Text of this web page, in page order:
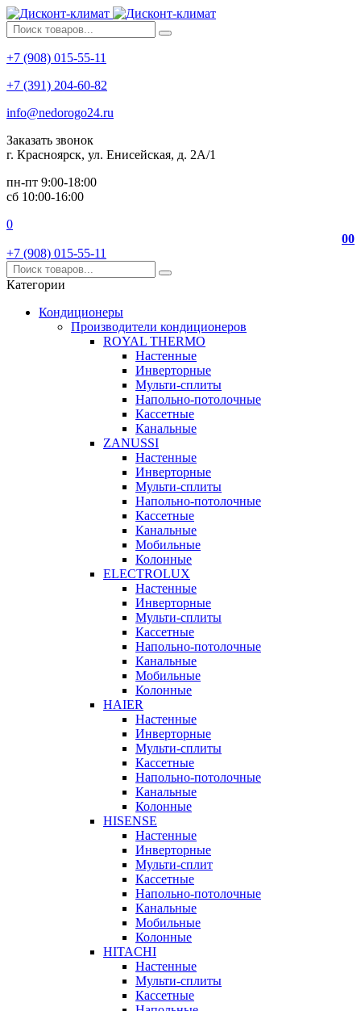
+7 (908) 015-55-11
+7 (391) 204-60-82
info@nedorogo24.ru
Заказать звонок
г. Красноярск, ул. Енисейская, д. 2А/1
пн-пт 9:00-18:00
сб 10:00-16:00
0
00
+7 (908) 015-55-11
Категории
Кондиционеры
Производители кондиционеров
ROYAL THERMO
Настенные
Инверторные
Мульти-сплиты
Напольно-потолочные
Кассетные
Канальные
ZANUSSI
Настенные
Инверторные
Мульти-сплиты
Напольно-потолочные
Кассетные
Канальные
Мобильные
Колонные
ELECTROLUX
Настенные
Инверторные
Мульти-сплиты
Кассетные
Напольно-потолочные
Канальные
Мобильные
Колонные
HAIER
Настенные
Инверторные
Мульти-сплиты
Кассетные
Напольно-потолочные
Канальные
Колонные
HISENSE
Настенные
Инверторные
Мульти-сплит
Кассетные
Напольно-потолочные
Канальные
Мобильные
Колонные
HITACHI
Настенные
Мульти-сплиты
Кассетные